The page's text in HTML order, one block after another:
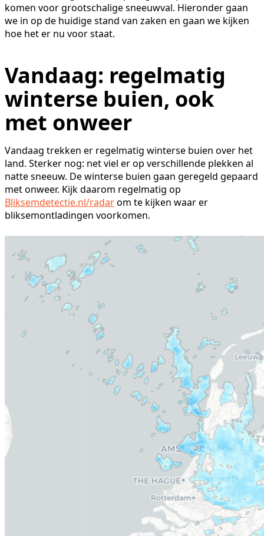
komen voor grootschalige sneeuwval. Hieronder gaan
we in op de huidige stand van zaken en gaan we kijken
hoe het er nu voor staat.
Vandaag: regelmatig
winterse buien, ook
met onweer
Vandaag trekken er regelmatig winterse buien over het
land. Sterker nog: net viel er op verschillende plekken al
natte sneeuw. De winterse buien gaan geregeld gepaard
met onweer. Kijk daarom regelmatig op
Bliksemdetectie.nl/radarom te kijken waar er
bliksemontladingen voorkomen.